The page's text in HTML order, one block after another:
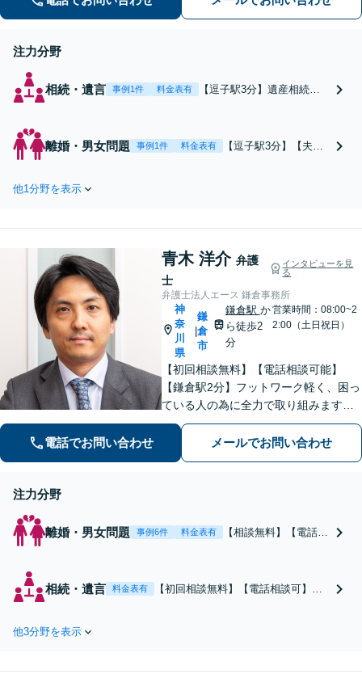
で対応可】【法テラス可】
注力分野
相続・遺言 事例1件 料金表有
【逗子駅3分】遺産相続で
議や調停、遺言書作成や遺
留分侵害額請求など、神奈
離婚・男女問題 事例1件 料金表有
【逗子駅3分】【夫・
離婚や親権問題など幅
離婚を考えたら、まず
はご相談ください。
【初回面談無料】【夜
間・休日は予約で対応
可】【法テラス可】
他1分野を表示
青木 洋介 弁護
士
インタビューを見
る
弁護士法人エース 鎌倉事務所
神
奈
川
県
|
鎌
倉
市
鎌倉駅 か
ら徒歩2
分
営業時間：08:00~2
2:00（土日祝日）
【初回相談無料】【電話相談可能】
【鎌倉駅2分】フットワーク軽く、困っ
ている人の為に全力で取り組みます。
まずはご相談ください。
電話でお問い合わせ メールでお問い合わせ
注力分野
離婚・男女問題 事例6件 料金表有
【相談無料】【電話相
います。ご相談に早す
相続・遺言 料金表有
【初回相談無料】【電話相談可】
続全般について、お気軽にご相談く
他3分野を表示